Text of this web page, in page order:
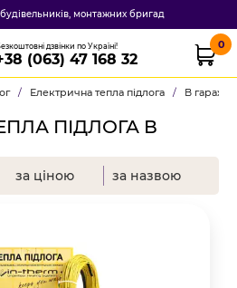
монтажних бригад
дзвінки по Україні!
(063) 47 168 32
0
/ Електрична тепла підлога / В гараж
ПІДЛОГА В
за ціною за назвою